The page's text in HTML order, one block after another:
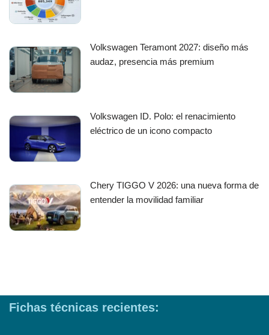
Volkswagen Teramont 2027: diseño más
audaz, presencia más premium
Volkswagen ID. Polo: el renacimiento
eléctrico de un icono compacto
Chery TIGGO V 2026: una nueva forma de
entender la movilidad familiar
Fichas técnicas recientes: